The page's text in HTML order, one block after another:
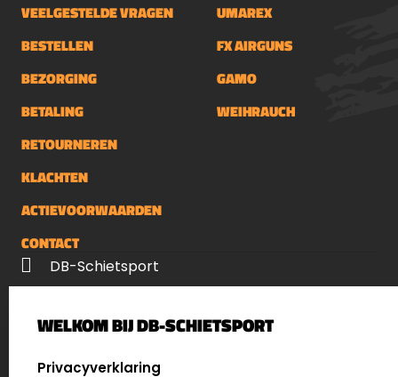
VEELGESTELDE VRAGEN
BESTELLEN
BEZORGING
BETALING
RETOURNEREN
KLACHTEN
ACTIEVOORWAARDEN
CONTACT
UMAREX
FX AIRGUNS
GAMO
WEIHRAUCH
DB-Schietsport
5411 LX Zeeland
WELKOM BIJ DB-SCHIETSPORT
SELECT LANGUAGE
Privacyverklaring